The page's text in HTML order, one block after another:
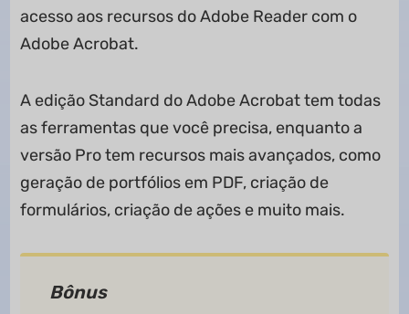
acesso aos recursos do Adobe Reader com o
Adobe Acrobat.
A edição Standard do Adobe Acrobat tem todas
as ferramentas que você precisa, enquanto a
versão Pro tem recursos mais avançados, como
geração de portfólios em PDF, criação de
formulários, criação de ações e muito mais.
Bônus